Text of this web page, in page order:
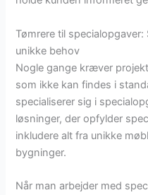
Tømrere til
unikke behov
Nogle gange kræver
som ikke kan findes i
specialiserer sig i
løsninger, der opfylder
inkludere alt fra unikke
bygninger.
Når man arbejder med